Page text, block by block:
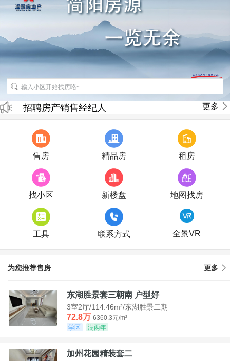
招聘房产销售经纪人
房产直播
更多
售房 精品房 租房
找小区 新楼盘 地图找房
工具 联系方式 全景VR
为您推荐售房 更多
东湖胜景套三朝南 户型好
3室2厅/114.46m²/东湖胜景二期
72.8万 6360.3元/m²
学区
满两年
加州花园精装套二